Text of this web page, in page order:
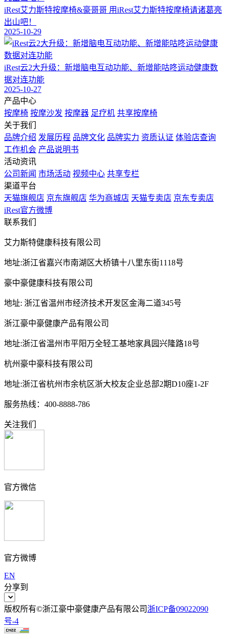
iRest艾力斯特按摩椅&豪哥哥 用iRest艾力斯特按摩椅请诸葛亮
出山吧！
2025-10-29
iRest云2大升级：新增脑电互动功能、新增能咕咚运动健康数
据对连功能
2025-10-27
产品中心
按摩椅 按摩沙发 按摩器 足疗机 共享按摩椅
关于我们
品牌介绍 发展历程 品牌文化 品牌实力 资质认证 体验店查询
工作机会 产品说明书
活动资讯
公司新闻 市场活动 视频中心 共享专栏
渠道平台
天猫旗舰店 京东旗舰店 华为商城店 天猫专卖店 京东专卖店
iRest官方微博
联系我们
艾力斯特健康科技有限公司
地址:浙江省嘉兴市南湖区大桥镇十八里东街1118号
豪中豪健康科技有限公司
地址: 浙江省温州市经济技术开发区金海二道345号
浙江豪中豪健康产品有限公司
地址:浙江省温州市平阳万全轻工基地家具园兴隆路18号
杭州豪中豪科技有限公司
地址:浙江省杭州市余杭区浙大校友企业总部2期D10座1-2F
服务热线：400-8888-786
关注我们
官方微信
官方微博
EN
分享到
版权所有©浙江豪中豪健康产品有限公司 浙ICP备09022090
号-4